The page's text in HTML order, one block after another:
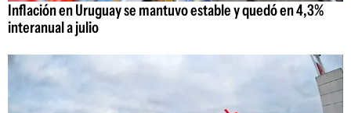
Inflación en Uruguay se mantuvo estable y quedó en 4,3%
interanual a julio